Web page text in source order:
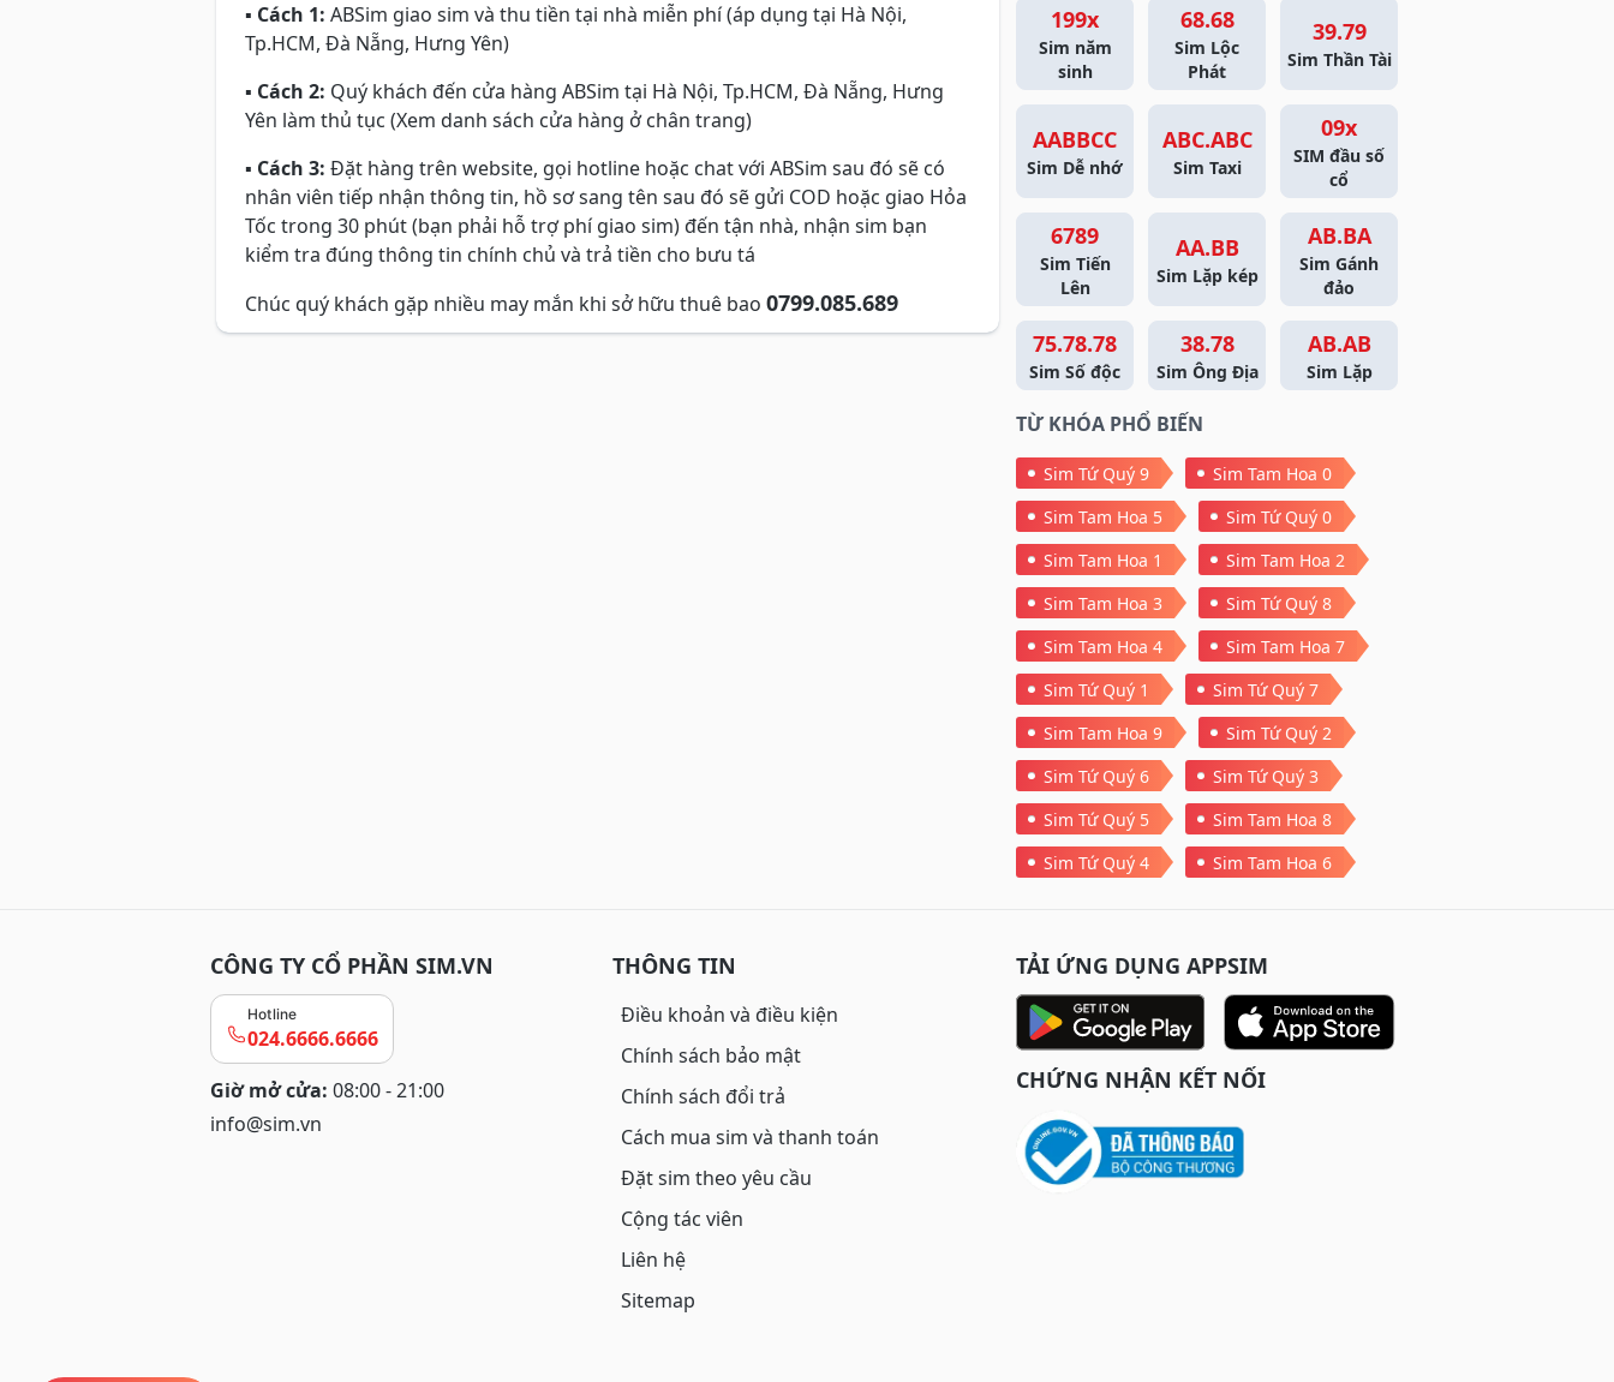
▪ Cách 1: ABSim giao sim và thu tiền tại nhà miễn phí (áp dụng tại Hà Nội,
Tp.HCM, Đà Nẵng, Hưng Yên)
▪ Cách 2: Quý khách đến cửa hàng ABSim tại Hà Nội, Tp.HCM, Đà Nẵng, Hưng
Yên làm thủ tục (Xem danh sách cửa hàng ở chân trang)
▪ Cách 3: Đặt hàng trên website, gọi hotline hoặc chat với ABSim sau đó sẽ có
nhân viên tiếp nhận thông tin, hồ sơ sang tên sau đó sẽ gửi COD hoặc giao Hỏa
Tốc trong 30 phút (bạn phải hỗ trợ phí giao sim) đến tận nhà, nhận sim bạn
kiểm tra đúng thông tin chính chủ và trả tiền cho bưu tá
Chúc quý khách gặp nhiều may mắn khi sở hữu thuê bao 0799.085.689
199x
Sim năm
sinh
68.68
Sim Lộc
Phát
39.79
Sim Thần Tài
AABBCC
Sim Dễ nhớ
ABC.ABC
Sim Taxi
09x
SIM đầu số
cổ
6789
Sim Tiến
Lên
AA.BB
Sim Lặp kép
AB.BA
Sim Gánh
đảo
75.78.78
Sim Số độc
38.78
Sim Ông Địa
AB.AB
Sim Lặp
TỪ KHÓA PHỔ BIẾN
Sim Tứ Quý 9
Sim Tam Hoa 0
Sim Tam Hoa 5
Sim Tứ Quý 0
Sim Tam Hoa 1
Sim Tam Hoa 2
Sim Tam Hoa 3
Sim Tứ Quý 8
Sim Tam Hoa 4
Sim Tam Hoa 7
Sim Tứ Quý 1
Sim Tứ Quý 7
Sim Tam Hoa 9
Sim Tứ Quý 2
Sim Tứ Quý 6
Sim Tứ Quý 3
Sim Tứ Quý 5
Sim Tam Hoa 8
Sim Tứ Quý 4
Sim Tam Hoa 6
CÔNG TY CỔ PHẦN SIM.VN
Hotline
024.6666.6666
Giờ mở cửa: 08:00 - 21:00
info@sim.vn
THÔNG TIN
Điều khoản và điều kiện
Chính sách bảo mật
Chính sách đổi trả
Cách mua sim và thanh toán
Đặt sim theo yêu cầu
Cộng tác viên
Liên hệ
Sitemap
TẢI ỨNG DỤNG APPSIM
CHỨNG NHẬN KẾT NỐI